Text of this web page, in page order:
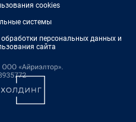
cookies
системы
персональных данных и
сайта